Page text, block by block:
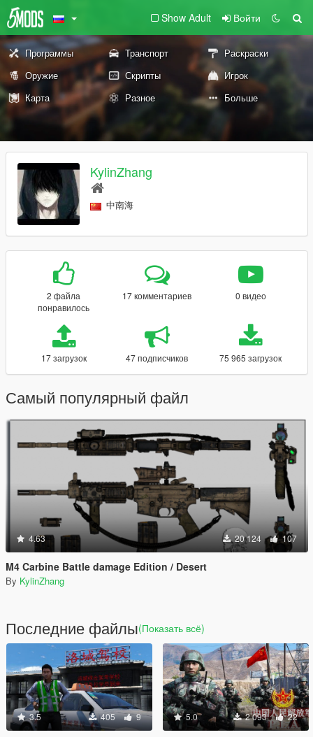
Show Adult Войти
Программы Транспорт
Раскраски
Оружие
Скрипты
Игрок
Карта
Разное Больше
KylinZhang
中南海
2 файла
понравилось
17 комментариев 0 видео
17 загрузок 47 подписчиков 75 965 загрузок
Самый популярный файл
4.63 20 124 107
M4 Carbine Battle damage Edition / Desert
By KylinZhang
Последние файлы(Показать всё)
3.5 405 9 5.0 2 093 22